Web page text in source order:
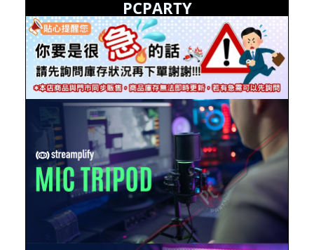
PCPARTY